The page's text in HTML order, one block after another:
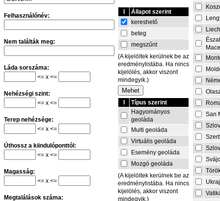
Felhasználónév:
Nem találták meg:
Láda sorszáma:
<= x <=
Nehézségi szint:
<= x <=
Terep nehézsége:
<= x <=
Úthossz a kiindulóponttól:
<= x <=
Magasság:
<= x <=
Megtalálások száma:
Állapot szerint
kereshető
beteg
megszűnt
(A kijelöltek kerülnek be az
eredménylistába. Ha nincs
kijelölés, akkor viszont
mindegyik.)
Típus szerint
Hagyományos
geoláda
Multi geoláda
Virtuális geoláda
Esemény geoláda
Mozgó geoláda
(A kijelöltek kerülnek be az
eredménylistába. Ha nincs
kijelölés, akkor viszont
mindegyik.)
San